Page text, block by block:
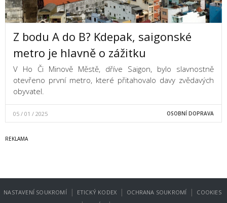
Z bodu A do B? Kdepak, saigonské
metro je hlavně o zážitku
V Ho Či Minově Městě, dříve Saigon, bylo slavnostně
otevřeno první metro, které přitahovalo davy zvědavých
obyvatel.
05 / 01 / 2025 OSOBNÍ DOPRAVA
NASTAVENÍ SOUKROMÍ | ETICKÝ KODEX | OCHRANA SOUKROMÍ | COOKIES